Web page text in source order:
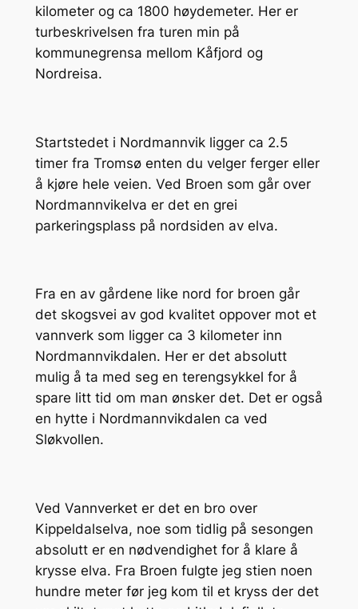
kilometer og ca 1800 høydemeter. Her er
turbeskrivelsen fra turen min på
kommunegrensa mellom Kåfjord og
Nordreisa.
Startstedet i Nordmannvik ligger ca 2.5
timer fra Tromsø enten du velger ferger eller
å kjøre hele veien. Ved Broen som går over
Nordmannvikelva er det en grei
parkeringsplass på nordsiden av elva.
Fra en av gårdene like nord for broen går
det skogsvei av god kvalitet oppover mot et
vannverk som ligger ca 3 kilometer inn
Nordmannvikdalen. Her er det absolutt
mulig å ta med seg en terengsykkel for å
spare litt tid om man ønsker det. Det er også
en hytte i Nordmannvikdalen ca ved
Sløkvollen.
Ved Vannverket er det en bro over
Kippeldalselva, noe som tidlig på sesongen
absolutt er en nødvendighet for å klare å
krysse elva. Fra Broen fulgte jeg stien noen
hundre meter før jeg kom til et kryss der det